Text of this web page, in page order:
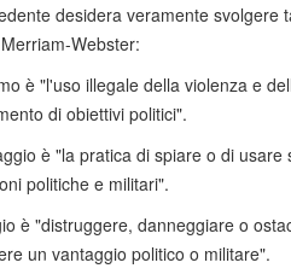
desidera veramente
Webster:
è "l'uso illegale della violenza e
di obiettivi politici".
è "la pratica di spiare o di
politiche e militari".
è "distruggere, danneggiare o
un vantaggio politico o militare".